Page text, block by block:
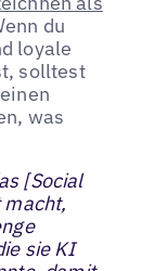
du
loyale
solltest
was
[Social
macht,
sie KI